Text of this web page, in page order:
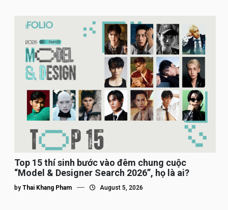
Top 15 thí sinh bước vào đêm chung cuộc
“Model & Designer Search 2026”, họ là ai?
by Thai Khang Pham August 5, 2026